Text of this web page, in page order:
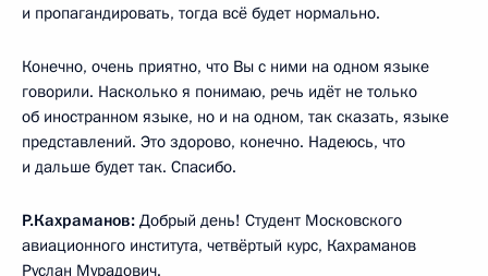
и пропагандировать, тогда всё будет нормально.
Конечно, очень приятно, что Вы с ними на одном языке
говорили. Насколько я понимаю, речь идёт не только
об иностранном языке, но и на одном, так сказать, языке
представлений. Это здорово, конечно. Надеюсь, что
и дальше будет так. Спасибо.
Р.Кахраманов: Добрый день! Студент Московского
авиационного института, четвёртый курс, Кахраманов
Руслан Мурадович.